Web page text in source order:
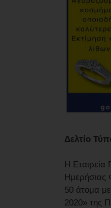
Δελτίο
Η Εταιρεία
50 άτομα
2020» της